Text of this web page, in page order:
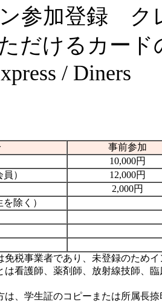
参加登録 ク
だけるカード
/ Diners
事前参加
10,000円
）
12,000円
2,000円
除く）
免税事業者であり、未登録のため
は看護師、薬剤師、放射線技師、
は、学生証のコピーまたは所属長捺